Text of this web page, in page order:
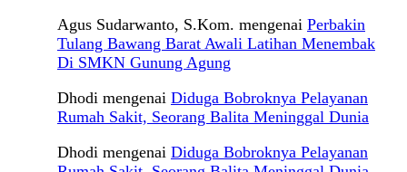
Agus Sudarwanto, S.Kom. mengenai Perbakin
Tulang Bawang Barat Awali Latihan Menembak
Di SMKN Gunung Agung
Dhodi mengenai Diduga Bobroknya Pelayanan
Rumah Sakit, Seorang Balita Meninggal Dunia
Dhodi mengenai Diduga Bobroknya Pelayanan